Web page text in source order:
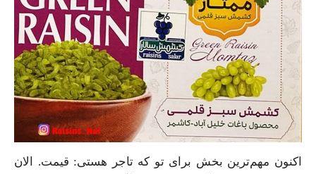
اکنون مهم‌ترین بخش برای تو که تاجر هستی: قیمت. الان